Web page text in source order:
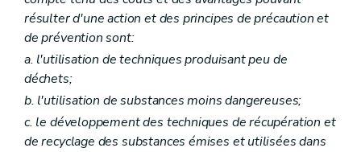
Art. 126
Art. 127
Art. 128
Art. 129
Art. 130
Art. 131
Art. 132
Art. 133
Art. 134
Art. 135
résulter d'une action et des principes de précaution et
de prévention sont:
a. l'utilisation de techniques produisant peu de
déchets;
b. l'utilisation de substances moins dangereuses;
c. le développement des techniques de récupération et
de recyclage des substances émises et utilisées dans